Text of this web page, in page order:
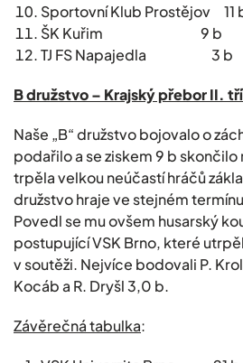
Sportovní Klub Prostějov 11
ŠK Kuřim 9 b
TJ FS Napajedla 3 b
B družstvo – Krajský přebor II.
Naše „B“ družstvo bojovalo o
podařilo a se ziskem 9 b skončilo
trpěla velkou neúčastí hráčů
družstvo hraje ve stejném
Povedl se mu ovšem husarský
postupující VSK Brno, které
v soutěži. Nejvíce bodovali P.
Kocáb a R. Dryšl 3,0 b.
Závěrečná tabulka: